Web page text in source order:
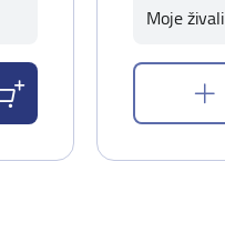
Moje živali